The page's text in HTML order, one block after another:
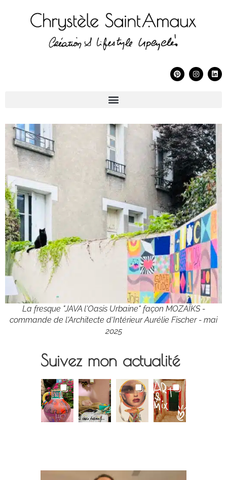
La fresque "JAVA l'Oasis Urbaine" façon MOZAÏKS -
commande de l'Architecte d'Intérieur Aurélie Fischer - mai
2025
Suivez mon actualité